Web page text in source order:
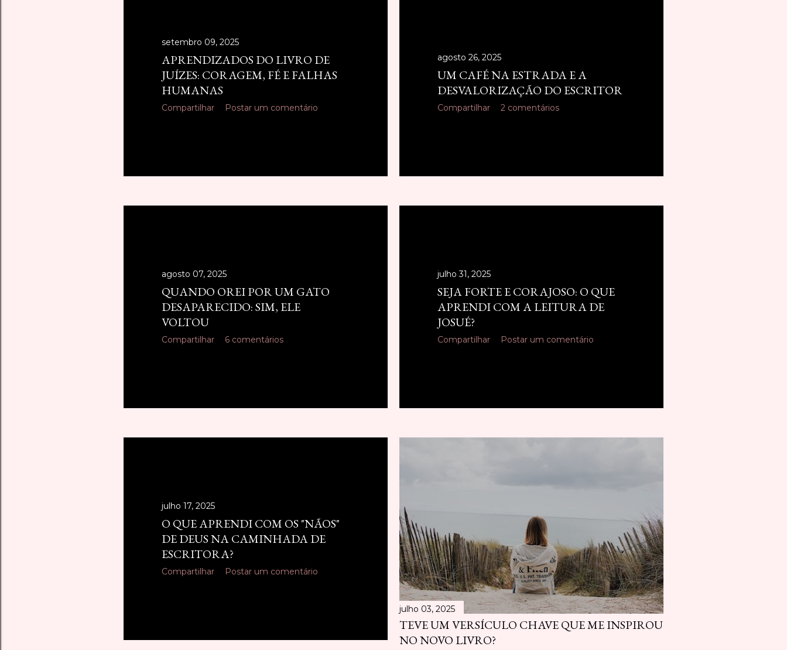
setembro 09, 2025
APRENDIZADOS DO LIVRO DE
JUÍZES: CORAGEM, FÉ E FALHAS
HUMANAS
Compartilhar Postar um comentário
agosto 26, 2025
UM CAFÉ NA ESTRADA E A
DESVALORIZAÇÃO DO ESCRITOR
Compartilhar 2 comentários
agosto 07, 2025
QUANDO OREI POR UM GATO
DESAPARECIDO: SIM, ELE
VOLTOU
Compartilhar 6 comentários
julho 31, 2025
SEJA FORTE E CORAJOSO: O QUE
APRENDI COM A LEITURA DE
JOSUÉ?
Compartilhar Postar um comentário
julho 17, 2025
O QUE APRENDI COM OS "NÃOS"
DE DEUS NA CAMINHADA DE
ESCRITORA?
Compartilhar Postar um comentário
julho 03, 2025
TEVE UM VERSÍCULO CHAVE QUE ME INSPIROU
NO NOVO LIVRO?